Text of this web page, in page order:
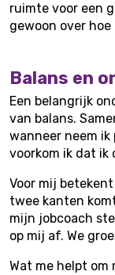
ruimte voor een
gewoon over
Balans en
Een belangrijk
van balans.
wanneer neem ik
voorkom ik dat ik
Voor mij
twee kanten
mijn jobcoach
op mij af. We
Wat me helpt om